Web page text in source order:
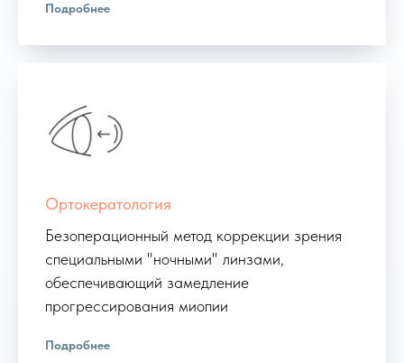
Подробнее
Ортокератология
Безоперационный метод коррекции зрения
специальными "ночными" линзами,
обеспечивающий замедление
прогрессирования миопии
Подробнее